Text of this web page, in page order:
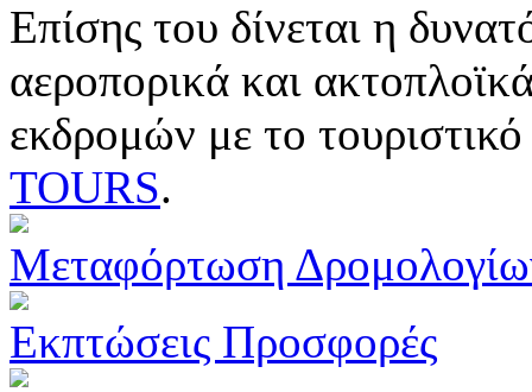
Επίσης του δίνεται η
αεροπορικά και
εκδρομών με το
TOURS.
Μεταφόρτωση
Εκπτώσεις Προσφορές